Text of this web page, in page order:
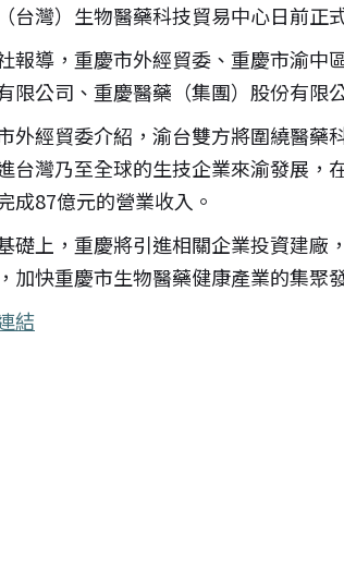
台灣）生物醫藥科技貿易中心日前正
報導，重慶市外經貿委、重慶市渝
限公司、重慶醫藥（集團）股份有限
外經貿委介紹，渝台雙方將圍繞醫藥
台灣乃至全球的生技企業來渝發展，
成87億元的營業收入。
礎上，重慶將引進相關企業投資建廠
加快重慶市生物醫藥健康產業的集聚
結